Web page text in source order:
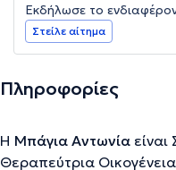
Εκδήλωσε το
Στείλε αίτημα
Πληροφορίες
Η Μπάγια Αντωνία
Θεραπεύτρια